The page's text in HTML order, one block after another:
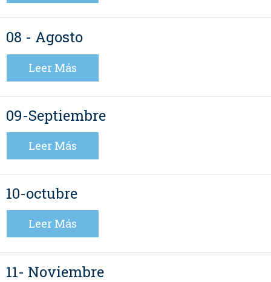
08 - Agosto
Leer Más
09-Septiembre
Leer Más
10-octubre
Leer Más
11- Noviembre